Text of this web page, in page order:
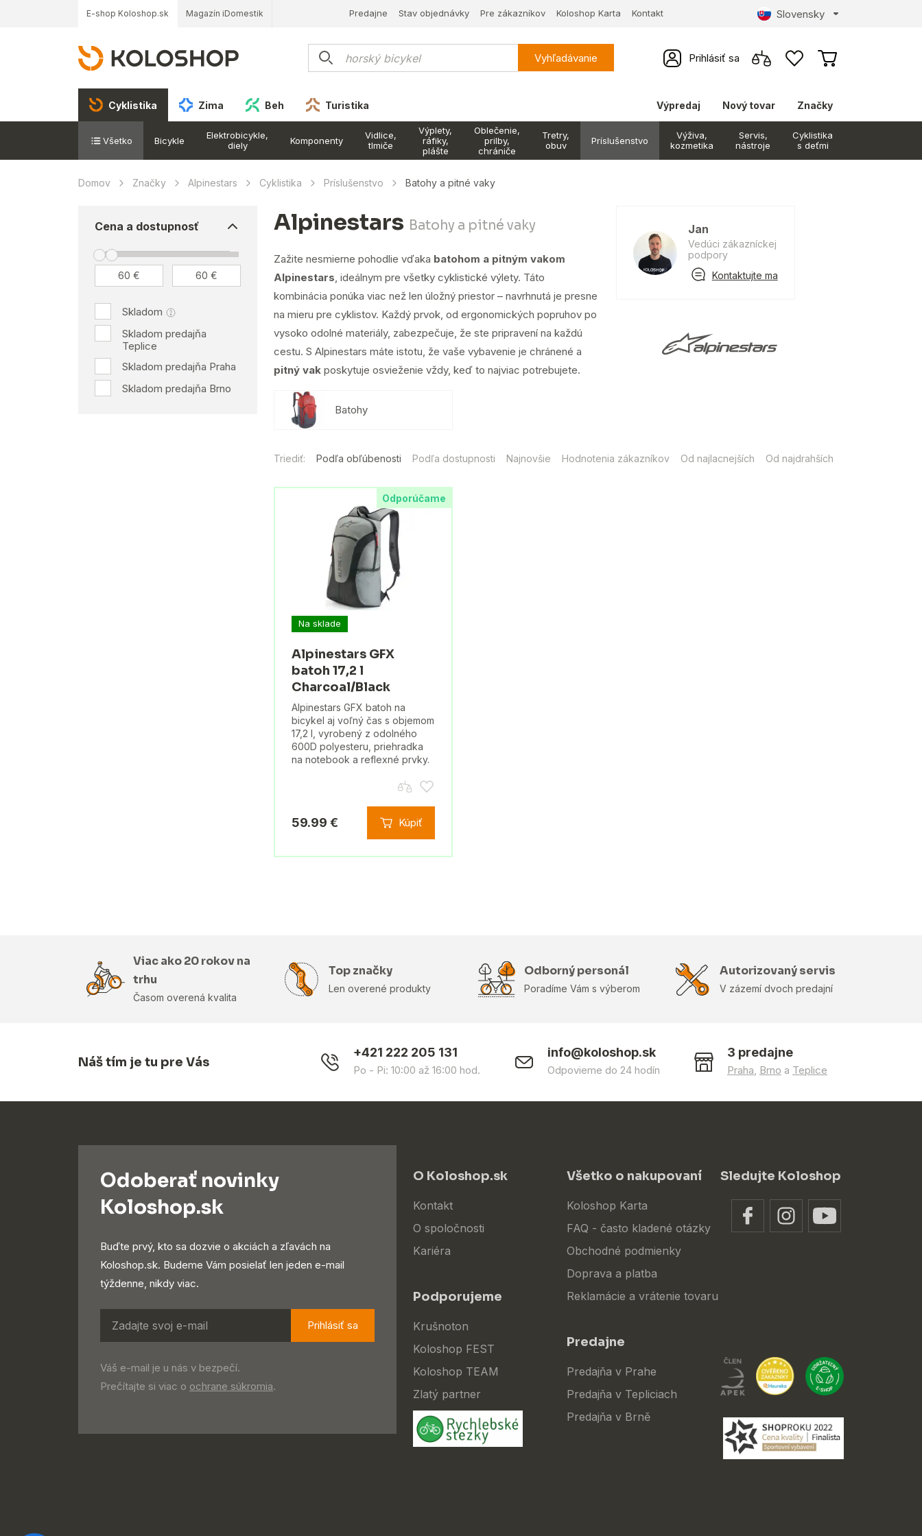
E-shop Koloshop.sk Magazín iDomestik Predajne Stav objednávky Pre zákazníkov Koloshop Karta Kontakt Slovensky
Vyhľadávanie Prihlásiť sa
Cyklistika Zima Beh Turistika Výpredaj Nový tovar Značky
Všetko Bicykle
Elektrobicykle,
diely
Komponenty
Vidlice,
tlmiče
Výplety,
ráfiky,
plášte
Oblečenie,
prilby,
chrániče
Tretry,
obuv
Príslušenstvo
Výživa,
kozmetika
Servis,
nástroje
Cyklistika
s deťmi
Domov Značky Alpinestars Cyklistika Príslušenstvo Batohy a pitné vaky
Cena a dostupnosť
Skladom
Skladom predajňa
Teplice
Skladom predajňa Praha
Skladom predajňa Brno
Alpinestars Batohy a pitné vaky
Zažite nesmierne pohodlie vďaka batohom a pitným vakom
Alpinestars, ideálnym pre všetky cyklistické výlety. Táto
kombinácia ponúka viac než len úložný priestor – navrhnutá je presne
na mieru pre cyklistov. Každý prvok, od ergonomických popruhov po
vysoko odolné materiály, zabezpečuje, že ste pripravení na každú
cestu. S Alpinestars máte istotu, že vaše vybavenie je chránené a
pitný vak poskytuje osvieženie vždy, keď to najviac potrebujete.
Jan
Vedúci zákazníckej
podpory
Kontaktujte ma
Batohy
Triediť: Podľa obľúbenosti Podľa dostupnosti Najnovšie Hodnotenia zákazníkov Od najlacnejších Od najdrahších
Odporúčame
Na sklade
Alpinestars GFX
batoh 17,2 l
Charcoal/Black
Alpinestars GFX batoh na
bicykel aj voľný čas s objemom
17,2 l, vyrobený z odolného
600D polyesteru, priehradka
na notebook a reflexné prvky.
59.99 € Kúpiť
Viac ako 20 rokov na
trhu
Časom overená kvalita
Top značky
Len overené produkty
Odborný personál
Poradíme Vám s výberom
Autorizovaný servis
V zázemí dvoch predajní
Náš tím je tu pre Vás
+421 222 205 131
Po - Pi: 10:00 až 16:00 hod.
info@koloshop.sk
Odpovieme do 24 hodín
3 predajne
Praha Brno a Teplice
Odoberať novinky
Koloshop.sk
Buďte prvý, kto sa dozvie o akciách a zľavách na
Koloshop.sk. Budeme Vám posielať len jeden e-mail
týždenne, nikdy viac.
Prihlásiť sa
Váš e-mail je u nás v bezpečí.
Prečítajte si viac o ochrane súkromia.
O Koloshop.sk
Kontakt
O spoločnosti
Kariéra
Podporujeme
Krušnoton
Koloshop FEST
Koloshop TEAM
Zlatý partner
Všetko o nakupovaní
Koloshop Karta
FAQ - často kladené otázky
Obchodné podmienky
Doprava a platba
Reklamácie a vrátenie tovaru
Predajne
Predajňa v Prahe
Predajňa v Tepliciach
Predajňa v Brně
Sledujte Koloshop